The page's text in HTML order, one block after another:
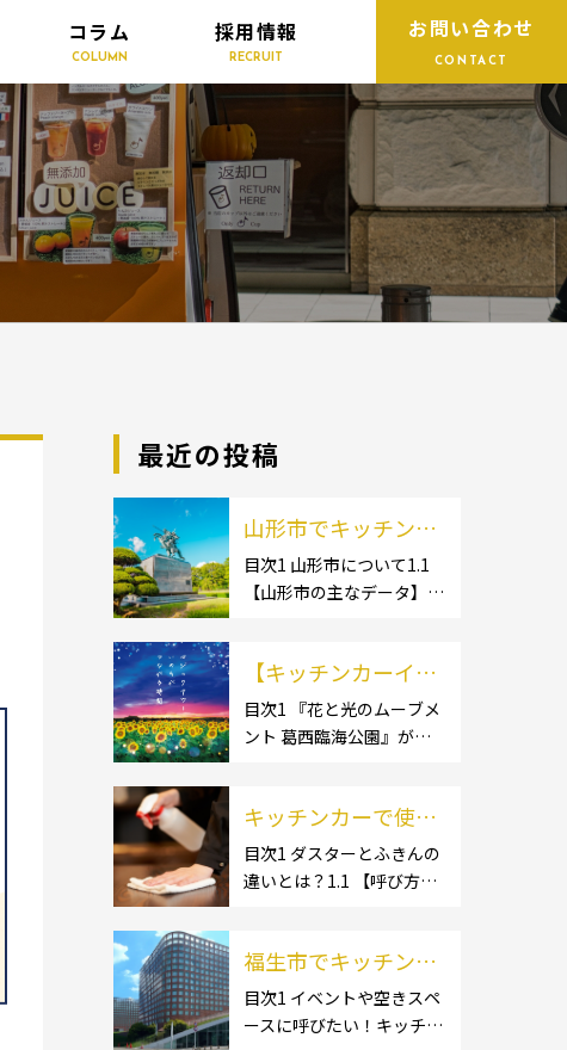
コラム
COLUMN
採用情報
RECRUIT
お問い合わせ
CONTACT
最近の投稿
山形市でキッチンカ
ー開業するなら格安
のレンタル・リー
流れも解説！
目次1 山形市について1.1
【山形市の主なデータ】
王温泉]1.2.2 [文翔館]1.3
【名産品・ご当地グルメ】
1.3.1 [芋煮]1.3 […]
【キッチンカーイベ
ント情報】花と光の
ムーブメント 葛西臨
います！
目次1 『花と光のムーブメ
ント 葛西臨海公園』が開
場といえば、やっぱりイベ
ント！ 日本全国で、キッチ
ンカーが営業している様々
キッチンカーで使用
するダスター・ふき
んの選び方とは？お
介！
目次1 ダスターとふきんの
違いとは？1.1 【呼び方の
ンタークロスとも呼ばれ
る】2 キッチンカーで使用
するダスター(ふきん)種類
福生市でキッチンカ
ーを呼びたい！派遣
してもらうにはどう
目次1 イベントや空きスペ
ースに呼びたい！キッチン